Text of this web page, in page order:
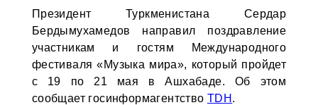
Президент Туркменистана Сердар
Бердымухамедов направил поздравление
участникам и гостям Международного
фестиваля «Музыка мира», который пройдет
с 19 по 21 мая в Ашхабаде. Об этом
сообщает госинформагентство TDH .